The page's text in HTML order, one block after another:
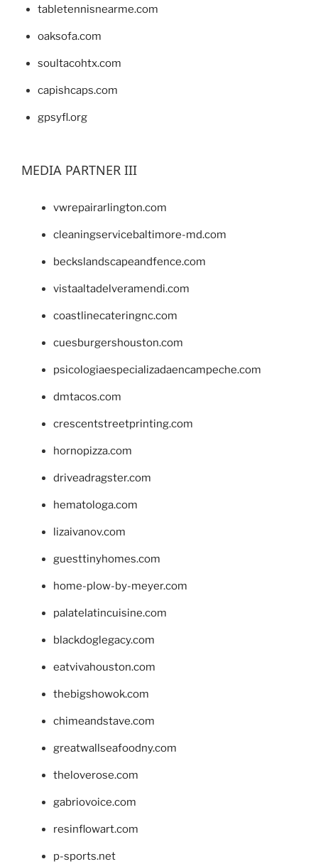
tabletennisnearme.com
oaksofa.com
soultacohtx.com
capishcaps.com
gpsyfl.org
MEDIA PARTNER III
vwrepairarlington.com
cleaningservicebaltimore-md.com
beckslandscapeandfence.com
vistaaltadelveramendi.com
coastlinecateringnc.com
cuesburgershouston.com
psicologiaespecializadaencampeche.com
dmtacos.com
crescentstreetprinting.com
hornopizza.com
driveadragster.com
hematologa.com
lizaivanov.com
guesttinyhomes.com
home-plow-by-meyer.com
palatelatincuisine.com
blackdoglegacy.com
eatvivahouston.com
thebigshowok.com
chimeandstave.com
greatwallseafoodny.com
theloverose.com
gabriovoice.com
resinflowart.com
p-sports.net